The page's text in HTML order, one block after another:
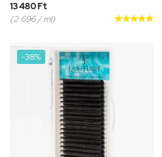

13 480 Ft
(2 696 / ml)
-38%